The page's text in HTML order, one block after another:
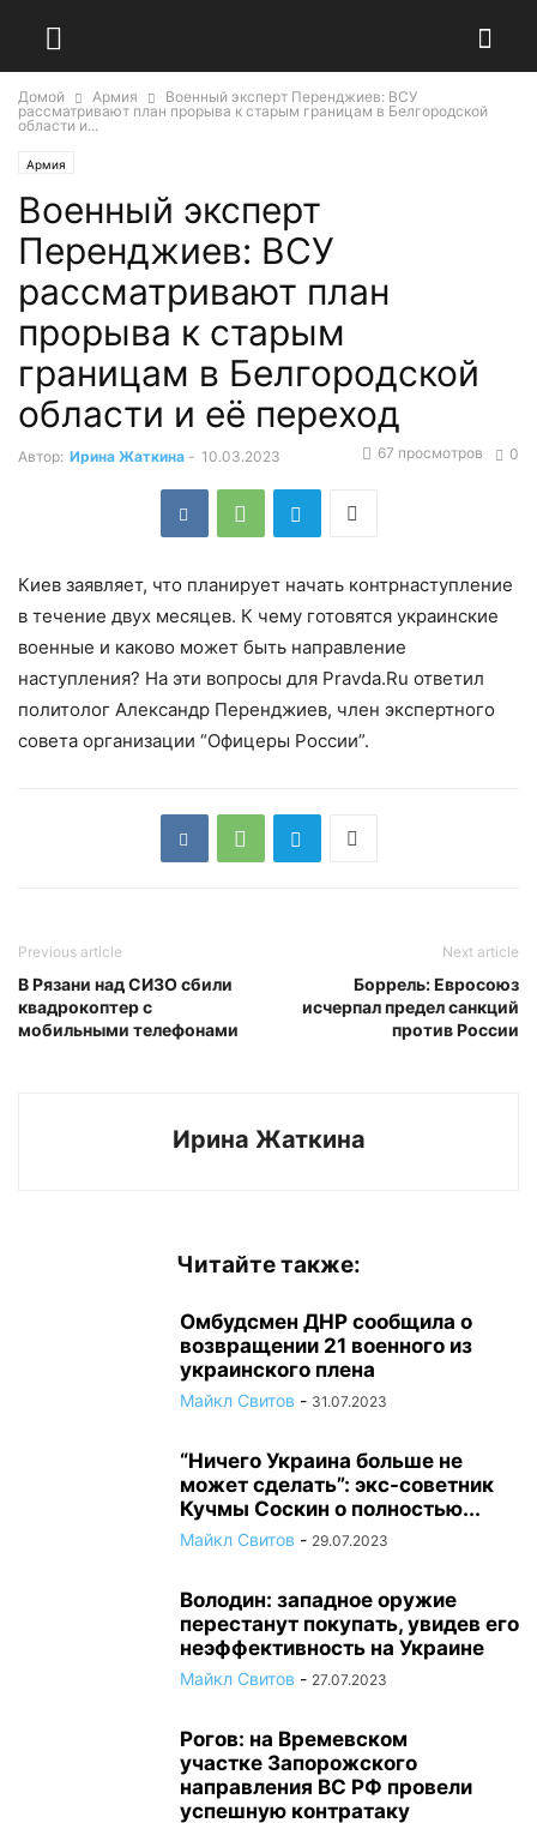
Домой Армия
Военный эксперт Перенджиев: ВСУ
рассматривают план прорыва к старым границам в Белгородской
области и...
Армия
Военный эксперт
Перенджиев: ВСУ
рассматривают план
прорыва к старым
границам в Белгородской
области и её переход
Автор: Ирина Жаткина - 10.03.2023 0
67 просмотров
Киев заявляет, что планирует начать контрнаступление
в течение двух месяцев. К чему готовятся украинские
военные и каково может быть направление
наступления? На эти вопросы для Pravda.Ru ответил
политолог Александр Перенджиев, член экспертного
совета организации “Офицеры России”.
Previous article
В Рязани над СИЗО сбили
квадрокоптер с
мобильными телефонами
Next article
Боррель: Евросоюз
исчерпал предел санкций
против России
Ирина Жаткина
Читайте также:
Омбудсмен ДНР сообщила о
возвращении 21 военного из
украинского плена
Майкл Свитов - 31.07.2023
“Ничего Украина больше не
может сделать”: экс-советник
Кучмы Соскин о полностью...
Майкл Свитов - 29.07.2023
Володин: западное оружие
перестанут покупать, увидев его
неэффективность на Украине
Майкл Свитов - 27.07.2023
Рогов: на Времевском
участке Запорожского
направления ВС РФ провели
успешную контратаку